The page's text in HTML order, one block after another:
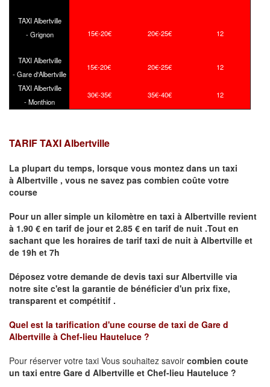
TAXI Albertville
- Grignon
15€-20€ 20€-25€ 12
TAXI Albertville
- Gare d'Albertville
15€-20€ 20€-25€ 12
TAXI Albertville
- Monthion
30€-35€ 35€-40€ 12
TARIF TAXI Albertville
La plupart du temps, lorsque vous montez dans un taxi
à Albertville , vous ne savez pas combien coûte votre
course
Pour un aller simple un kilomètre en taxi à Albertville revient
à 1.90 € en tarif de jour et 2.85 € en tarif de nuit .Tout en
sachant que les horaires de tarif taxi de nuit à Albertville et
de 19h et 7h
Déposez votre demande de devis taxi surAlbertville via
notre site c'est la garantie de bénéficier d'un prix fixe,
transparent et compétitif .
Quel est la tarification d'une course de taxi de Gare d
Albertville à Chef-lieu Hauteluce ?
Pour réserver votre taxi Vous souhaitez savoir combien coute
un taxi entre Gare d Albertville et Chef-lieu Hauteluce ?